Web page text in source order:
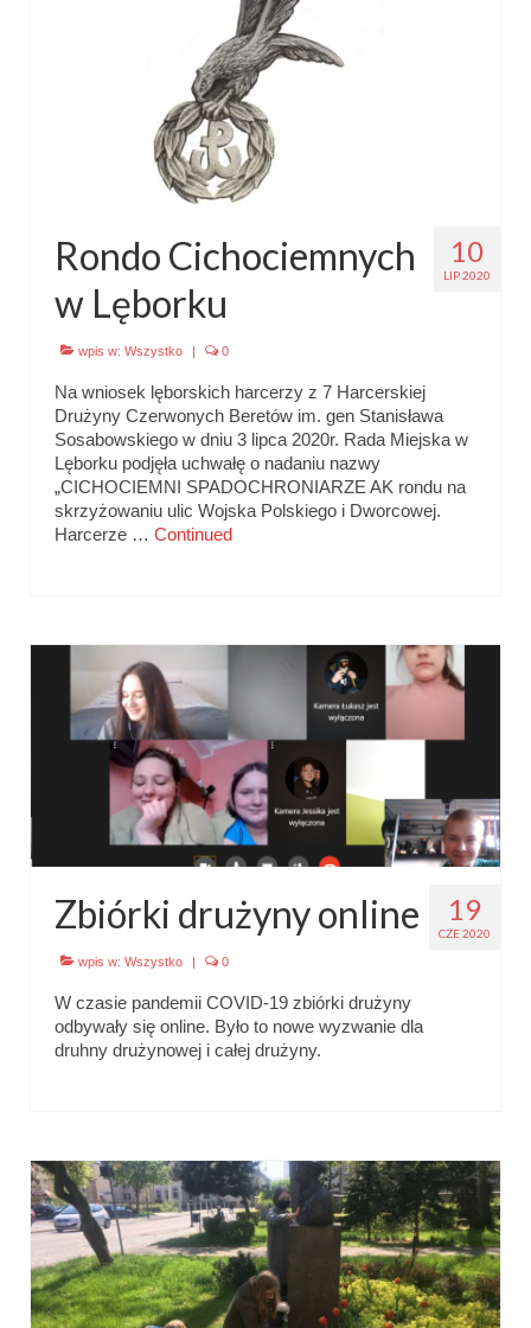
Emblematy (plakietki) i znaki drużyny
Dla harcerzy i rodziców
Ryngraf Pamiątkowy 7 HDCzB
Odznaka Honorowa 7 HDCzB
Galerie 1983-2025
Multimedia
Kontakt
10
LIP 2020
Rondo Cichociemnych
w Lęborku
wpis w: Wszystko | 0
Na wniosek lęborskich harcerzy z 7 Harcerskiej
Drużyny Czerwonych Beretów im. gen Stanisława
Sosabowskiego w dniu 3 lipca 2020r. Rada Miejska w
Lęborku podjęła uchwałę o nadaniu nazwy
„CICHOCIEMNI SPADOCHRONIARZE AK rondu na
skrzyżowaniu ulic Wojska Polskiego i Dworcowej.
Harcerze … Continued
19
CZE 2020
Zbiórki drużyny online
wpis w: Wszystko | 0
W czasie pandemii COVID-19 zbiórki drużyny
odbywały się online. Było to nowe wyzwanie dla
druhny drużynowej i całej drużyny.